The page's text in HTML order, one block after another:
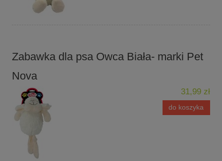
Zabawka dla psa Owca Biała- marki Pet
Nova
31,99 zł
do koszyka